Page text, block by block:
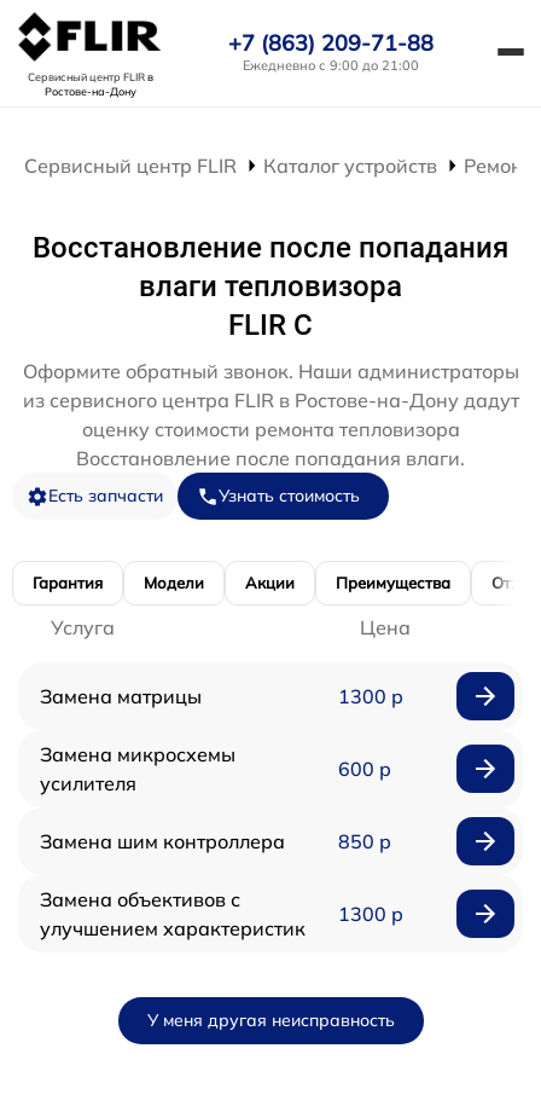
Сервисный центр FLIRв
Ростове-на-Дону
+7 (863) 209-71-88
Ежедневно с 9:00 до 21:00
Сервисный центр FLIR Каталог устройств Ремонт
Восстановление после попадания
влаги тепловизора
FLIR C
Оформите обратный звонок. Наши администраторы
из сервисного центра FLIR в Ростове-на-Дону дадут
оценку стоимости ремонта тепловизора
Восстановление после попадания влаги.
Есть запчасти Узнать стоимость
Гарантия Модели Акции Преимущества
Услуга Цена
Замена матрицы 1300 р
Замена микросхемы
усилителя
600 р
Замена шим контроллера 850 р
Замена объективов с
улучшением характеристик
1300 р
У меня другая неисправность